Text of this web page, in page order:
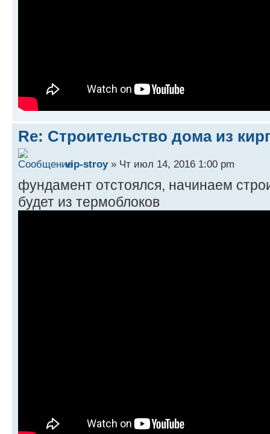
Re: Строительство дома из
vip-stroy» Чт июл 14, 2016 1:00 pm
фундамент отстоялся, начинаем
будет из термоблоков